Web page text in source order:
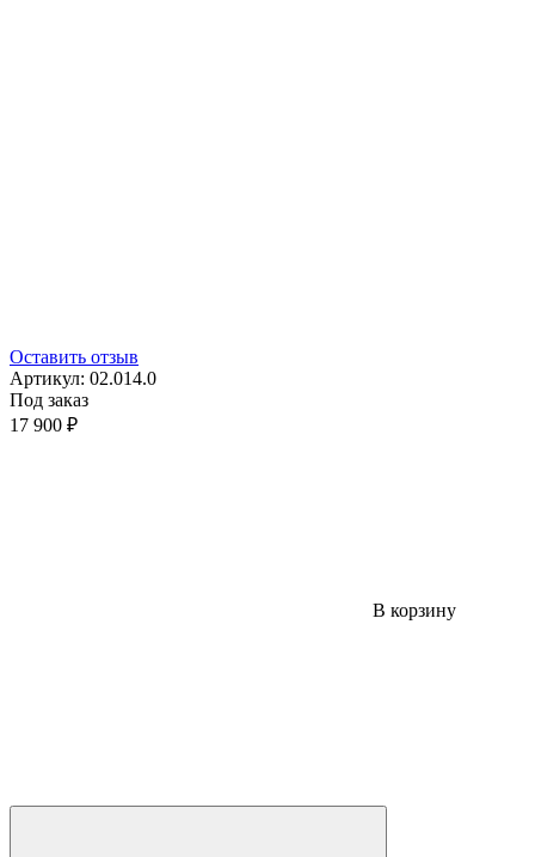
Оставить отзыв
Артикул: 02.014.0
Под заказ
17 900 ₽
В корзину